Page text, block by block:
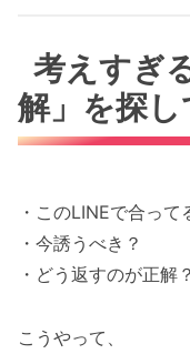
考えすぎ
解」を探し
・このLINEで合って
・今誘うべき？
・どう返すのが正解？
こうやって、